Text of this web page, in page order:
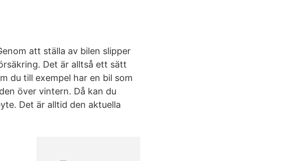
att ställa av bilen slipper
Det är alltså ett sätt
du till exempel har en bil som
över vintern. Då kan du
Det är alltid den aktuella